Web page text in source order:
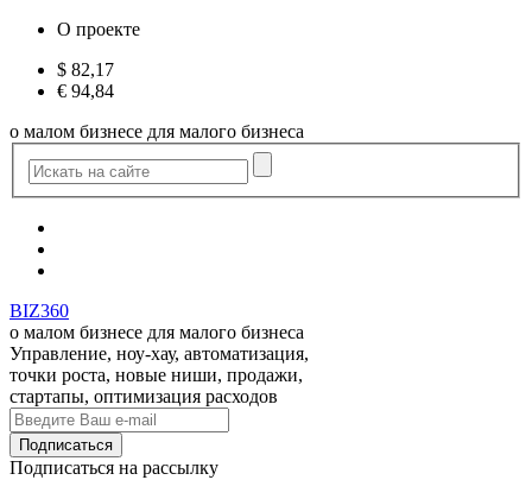
О проекте
$ 82,17
€ 94,84
о малом бизнесе для малого бизнеса
BIZ360
о малом бизнесе для малого бизнеса
Управление, ноу-хау, автоматизация,
точки роста, новые ниши, продажи,
стартапы, оптимизация расходов
Подписаться на рассылку